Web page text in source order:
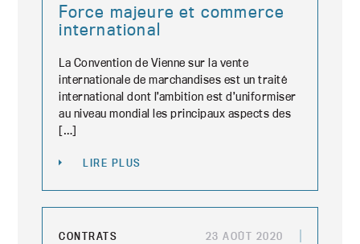
Force majeure et commerce
international
La Convention de Vienne sur la vente
internationale de marchandises est un traité
international dont l’ambition est d’uniformiser
au niveau mondial les principaux aspects des
[…]
LIRE PLUS
CONTRATS 23 AOÛT 2020